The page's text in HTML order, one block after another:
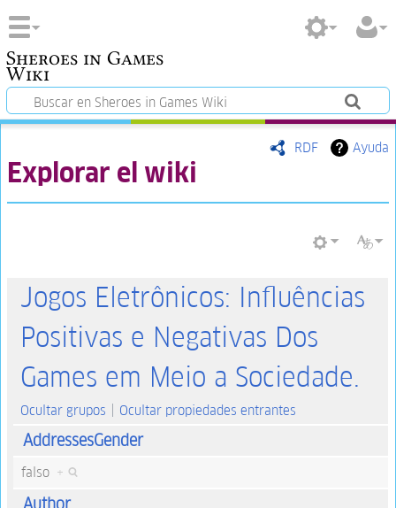
Sheroes in Games
Wiki
RDF Ayuda
Explorar el wiki
Jogos Eletrônicos: Influências
Positivas e Negativas Dos
Games em Meio a Sociedade.
Ocultar grupos Ocultar propiedades entrantes
AddressesGender
falso +